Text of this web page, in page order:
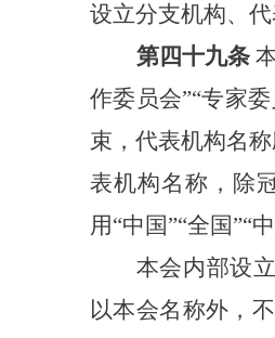
设立分支机构、
第四十九条
作委员会”“专家
束，代表机构名
表机构名称，除
用“中国”“全国”“
本会内部设
以本会名称外，